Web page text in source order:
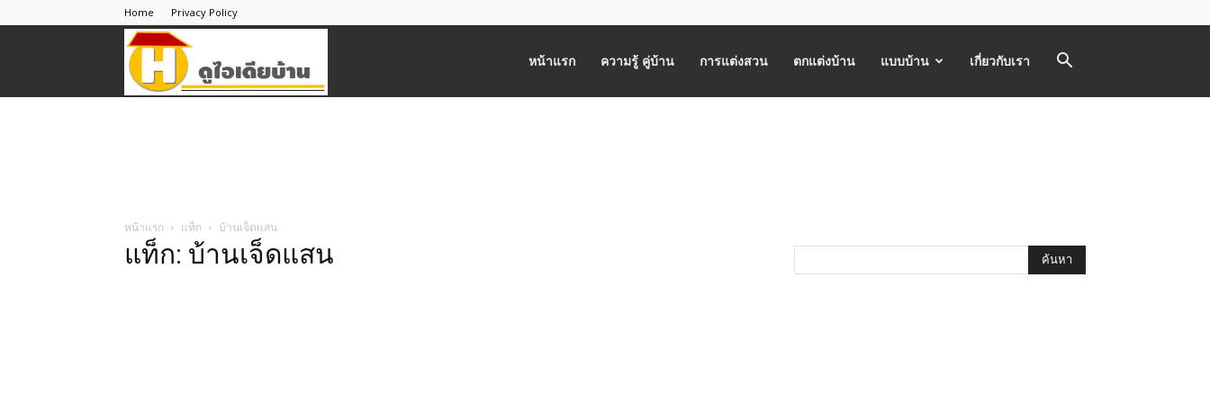
Home Privacy Policy
หน้าแรก ความรู้ คู่บ้าน การแต่งสวน ตกแต่งบ้าน แบบบ้าน เกี่ยวกับเรา
หน้าแรก แท็ก บ้านเจ็ดแสน
แท็ก: บ้านเจ็ดแสน